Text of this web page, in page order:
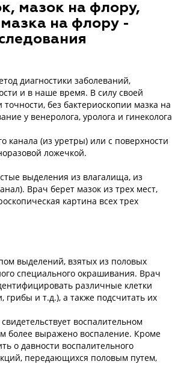
мазок на флору,
на флору -
диагностики заболеваний,
и в наше время. В силу своей
без бактериоскопии мазка на
у венеролога, уролога и
канала (из уретры) или с поверхности
ложечкой.
выделения из влагалища, из
Врач берет мазок из трех мест,
картина всех трех
выделений, взятых из половых
специального окрашивания. Врач
различные клетки
грибы и т.д.), а также подсчитать их
воспалительном
более выражено воспаление. Кроме
о давности воспалительного
передающихся половым путем,